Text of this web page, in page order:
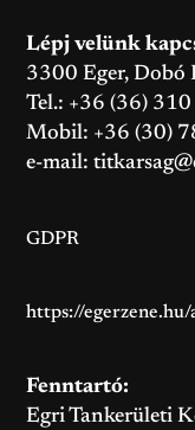
Lépj velünk
3300 Eger, Dobó
Tel.: +36 (36)
Mobil: +36 (30)
e-mail:
GDPR
https://
Fenntartó:
Egri Tankerületi